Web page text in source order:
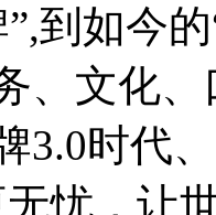
”,到如今
、文化
3.0时代
忧，让